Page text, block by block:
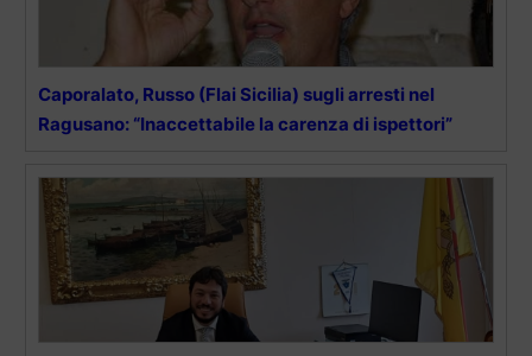
Caporalato, Russo (Flai Sicilia) sugli arresti nel
Ragusano: “Inaccettabile la carenza di ispettori”